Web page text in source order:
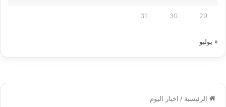
29
30
31
« يوليو